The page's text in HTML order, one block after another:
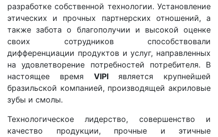
разработке собственной технологии. Установление
этических и прочных партнерских отношений, а
также забота о благополучии и высокой оценке
своих сотрудников способствовали
дифференциации продуктов и услуг, направленных
на удовлетворение потребностей потребителя. В
настоящее время VIPIявляется крупнейшей
бразильской компанией, производящей акриловые
зубы и смолы.
Технологическое лидерство, совершенство и
качество продукции, прочные и этичные